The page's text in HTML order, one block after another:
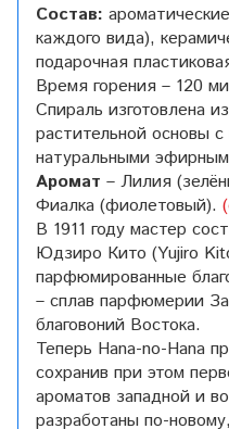
Состав:
каждого вида),
подарочная
Время горения – 120
Спираль изготовлена
растительной основы
натуральными
Аромат – Лилия
Фиалка (фиолетовый).
В 1911 году мастер
Юдзиро Кито (Yujiro
парфюмированные
– сплав парфюмерии
благовоний Востока.
Теперь Hana-no-Hana
сохранив при этом
ароматов западной и
разработаны по-